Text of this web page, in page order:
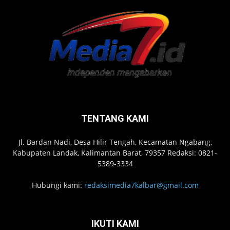
TENTANG KAMI
Jl. Bardan Nadi, Desa Hilir Tengah, Kecamatan Ngabang,
Kabupaten Landak, Kalimantan Barat, 79357 Redaksi: 0821-
5389-3334
Hubungi kami: redaksimedia7kalbar@gmail.com
IKUTI KAMI